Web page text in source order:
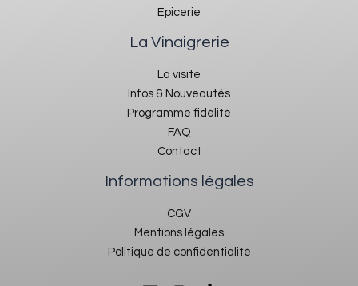
Épicerie
La Vinaigrerie
La visite
Infos & Nouveautés
Programme fidélité
FAQ
Contact
Informations légales
CGV
Mentions légales
Politique de confidentialité